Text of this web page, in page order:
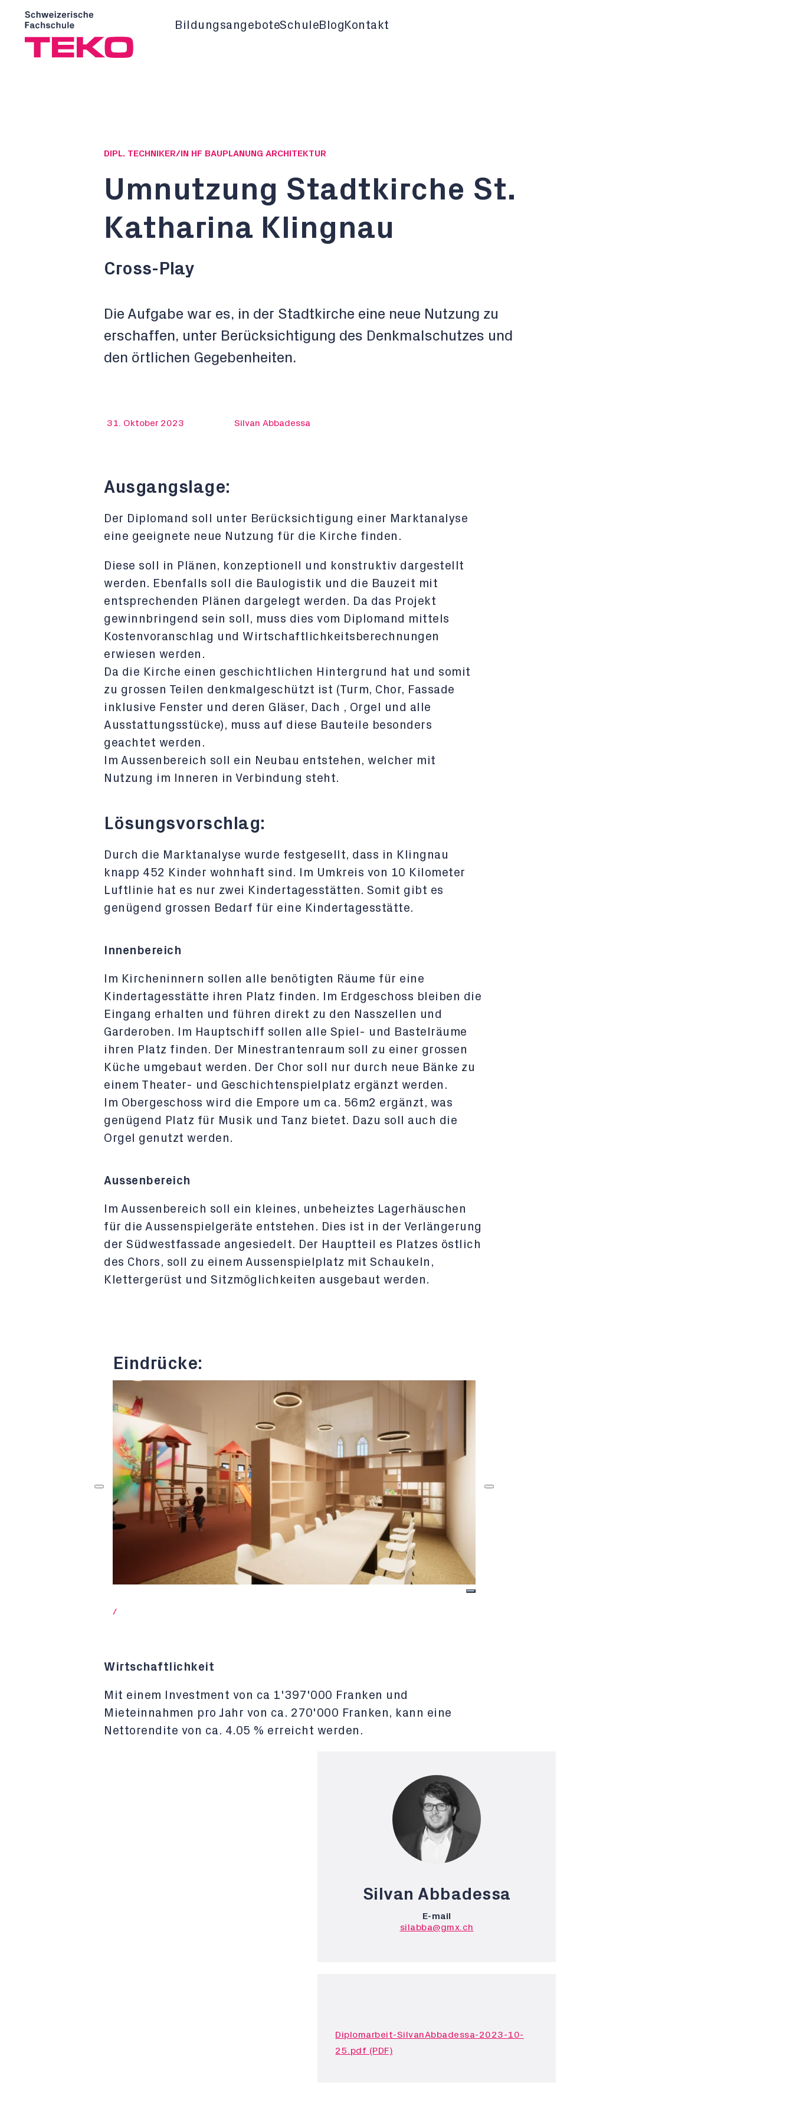
BildungsangeboteSchule Blog Kontakt
DIPL. TECHNIKER/IN HF BAUPLANUNG ARCHITEKTUR
Umnutzung Stadtkirche St.
Katharina Klingnau
Cross-Play
Die Aufgabe war es, in der Stadtkirche eine neue Nutzung zu
erschaffen, unter Berücksichtigung des Denkmalschutzes und
den örtlichen Gegebenheiten.
31. Oktober 2023 Silvan Abbadessa
Ausgangslage:
Der Diplomand soll unter Berücksichtigung einer Marktanalyse
eine geeignete neue Nutzung für die Kirche finden.
Diese soll in Plänen, konzeptionell und konstruktiv dargestellt
werden. Ebenfalls soll die Baulogistik und die Bauzeit mit
entsprechenden Plänen dargelegt werden. Da das Projekt
gewinnbringend sein soll, muss dies vom Diplomand mittels
Kostenvoranschlag und Wirtschaftlichkeitsberechnungen
erwiesen werden.
Da die Kirche einen geschichtlichen Hintergrund hat und somit
zu grossen Teilen denkmalgeschützt ist (Turm, Chor, Fassade
inklusive Fenster und deren Gläser, Dach , Orgel und alle
Ausstattungsstücke), muss auf diese Bauteile besonders
geachtet werden.
Im Aussenbereich soll ein Neubau entstehen, welcher mit
Nutzung im Inneren in Verbindung steht.
Lösungsvorschlag:
Durch die Marktanalyse wurde festgesellt, dass in Klingnau
knapp 452 Kinder wohnhaft sind. Im Umkreis von 10 Kilometer
Luftlinie hat es nur zwei Kindertagesstätten. Somit gibt es
genügend grossen Bedarf für eine Kindertagesstätte.
Innenbereich
Im Kircheninnern sollen alle benötigten Räume für eine
Kindertagesstätte ihren Platz finden. Im Erdgeschoss bleiben die
Eingang erhalten und führen direkt zu den Nasszellen und
Garderoben. Im Hauptschiff sollen alle Spiel- und Bastelräume
ihren Platz finden. Der Minestrantenraum soll zu einer grossen
Küche umgebaut werden. Der Chor soll nur durch neue Bänke zu
einem Theater- und Geschichtenspielplatz ergänzt werden.
Im Obergeschoss wird die Empore um ca. 56m2 ergänzt, was
genügend Platz für Musik und Tanz bietet. Dazu soll auch die
Orgel genutzt werden.
Aussenbereich
Im Aussenbereich soll ein kleines, unbeheiztes Lagerhäuschen
für die Aussenspielgeräte entstehen. Dies ist in der Verlängerung
der Südwestfassade angesiedelt. Der Hauptteil es Platzes östlich
des Chors, soll zu einem Aussenspielplatz mit Schaukeln,
Klettergerüst und Sitzmöglichkeiten ausgebaut werden.
Eindrücke:
/
Wirtschaftlichkeit
Mit einem Investment von ca 1'397'000 Franken und
Mieteinnahmen pro Jahr von ca. 270'000 Franken, kann eine
Nettorendite von ca. 4.05 % erreicht werden.
Silvan Abbadessa
E-mail
silabba@gmx.ch
Diplomarbeit-SilvanAbbadessa-2023-10-
25.pdf (PDF)